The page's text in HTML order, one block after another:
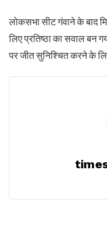
लोकसभा सीट गंवाने के बाद
लिए प्रतिष्‍ठा का सवाल बन
पर जीत सुनिश्चित करने के